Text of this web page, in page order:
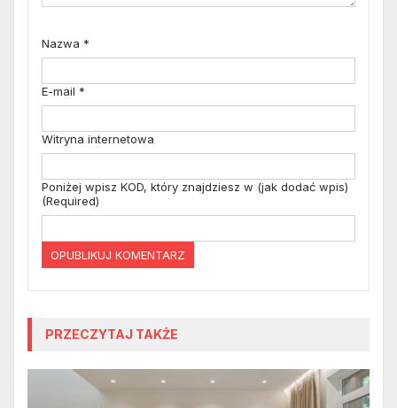
Nazwa *
E-mail *
Witryna internetowa
Poniżej wpisz KOD, który znajdziesz w (jak dodać wpis)
(Required)
PRZECZYTAJ TAKŻE